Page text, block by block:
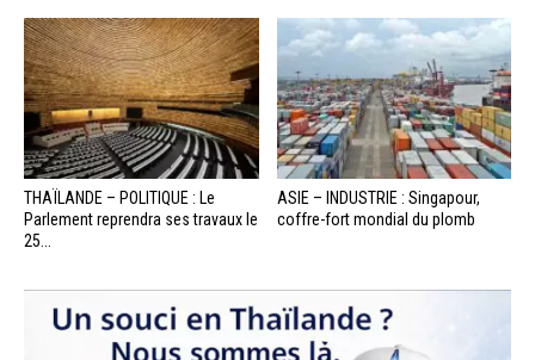
THAÏLANDE – POLITIQUE : Le
Parlement reprendra ses travaux le
25...
ASIE – INDUSTRIE : Singapour,
coffre-fort mondial du plomb